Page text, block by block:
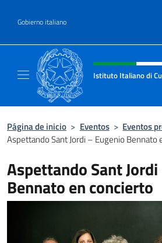
Gobierno italiano
Encabezado del
Istituto Italiano di
Página de inicio > Eventos > Eventos
Aspettando Sant Jordi – Eugenio Bennato
Aspettando Sant
Bennato en concierto